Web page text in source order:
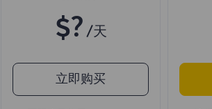
$? /天
立即购买